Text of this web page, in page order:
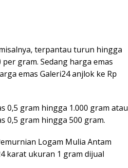
terpantau turun hingga
per gram. Sedang harga emas
emas Galeri24 anjlok ke Rp
0,5 gram hingga 1.000 gram atau
0,5 gram hingga 500 gram.
Logam Mulia Antam
karat ukuran 1 gram dijual